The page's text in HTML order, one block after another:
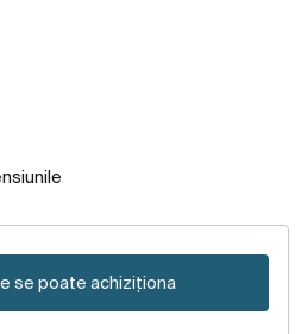
se poate achiziționa